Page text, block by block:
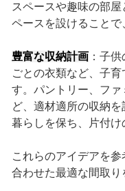
スペースや趣味の部
ペースを設けることで
豊富な収納計画：子供
ごとの衣類など、子
す。パントリー、フ
ど、適材適所の収納
暮らしを保ち、片付け
これらのアイデアを
合わせた最適な間取り